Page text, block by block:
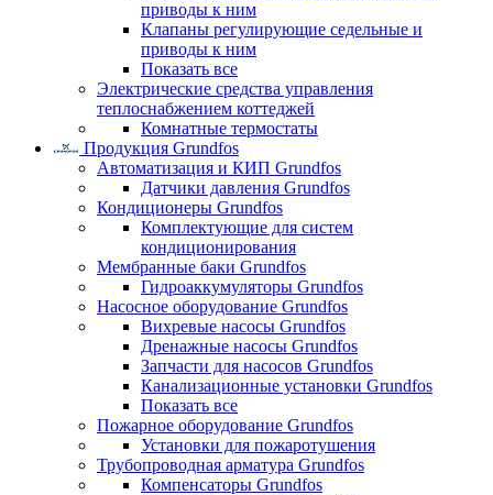
приводы к ним
Клапаны регулирующие седельные и
приводы к ним
Показать все
Электрические средства управления
теплоснабжением коттеджей
Комнатные термостаты
Продукция Grundfos
Автоматизация и КИП Grundfos
Датчики давления Grundfos
Кондиционеры Grundfos
Комплектующие для систем
кондиционирования
Мембранные баки Grundfos
Гидроаккумуляторы Grundfos
Насосное оборудование Grundfos
Вихревые насосы Grundfos
Дренажные насосы Grundfos
Запчасти для насосов Grundfos
Канализационные установки Grundfos
Показать все
Пожарное оборудование Grundfos
Установки для пожаротушения
Трубопроводная арматура Grundfos
Компенсаторы Grundfos